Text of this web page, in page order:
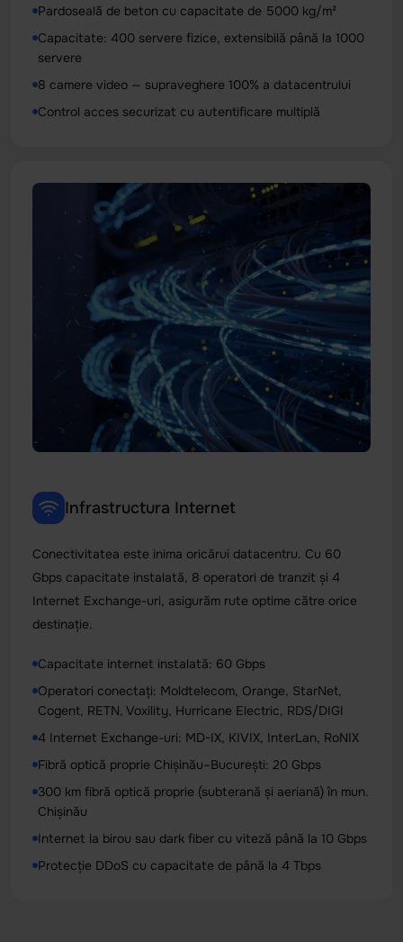
Pardoseală de beton cu capacitate de 5000 kg/m²
Capacitate: 400 servere fizice, extensibilă până la 1000
servere
8 camere video — supraveghere 100% a datacentrului
Control acces securizat cu autentificare multiplă
Infrastructura Internet
Conectivitatea este inima oricărui datacentru. Cu 60
Gbps capacitate instalată, 8 operatori de tranzit și 4
Internet Exchange-uri, asigurăm rute optime către orice
destinație.
Capacitate internet instalată: 60 Gbps
Operatori conectați: Moldtelecom, Orange, StarNet,
Cogent, RETN, Voxility, Hurricane Electric, RDS/DIGI
4 Internet Exchange-uri: MD-IX, KIVIX, InterLan, RoNIX
Fibră optică proprie Chișinău–București: 20 Gbps
300 km fibră optică proprie (subterană și aeriană) în mun.
Chișinău
Internet la birou sau dark fiber cu viteză până la 10 Gbps
Protecție DDoS cu capacitate de până la 4 Tbps